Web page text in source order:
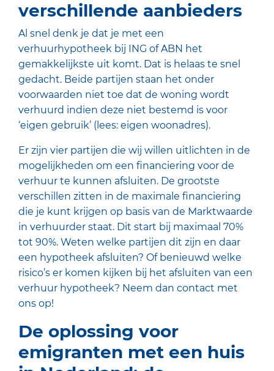
verschillende aanbieders
Al snel denk je dat je met een
verhuurhypotheek bij
ING of ABN het
gemakkelijkste uit komt. Dat is helaas te snel
gedacht. Beide partijen staan het onder
voorwaarden niet toe dat de woning wordt
verhuurd indien deze niet bestemd is voor
‘eigen gebruik’ (lees: eigen woonadres).
Er zijn vier partijen die wij willen uitlichten in de
mogelijkheden om een financiering voor de
verhuur te kunnen afsluiten. De grootste
verschillen zitten in de maximale financiering
die je kunt krijgen op basis van de Marktwaarde
in verhuurder staat. Dit start bij maximaal 70%
tot 90%. Weten welke partijen dit zijn en daar
een hypotheek afsluiten? Of benieuwd welke
risico’s er komen kijken bij het afsluiten van een
verhuur hypotheek? Neem dan contact met
ons op!
De oplossing voor
emigranten met een huis